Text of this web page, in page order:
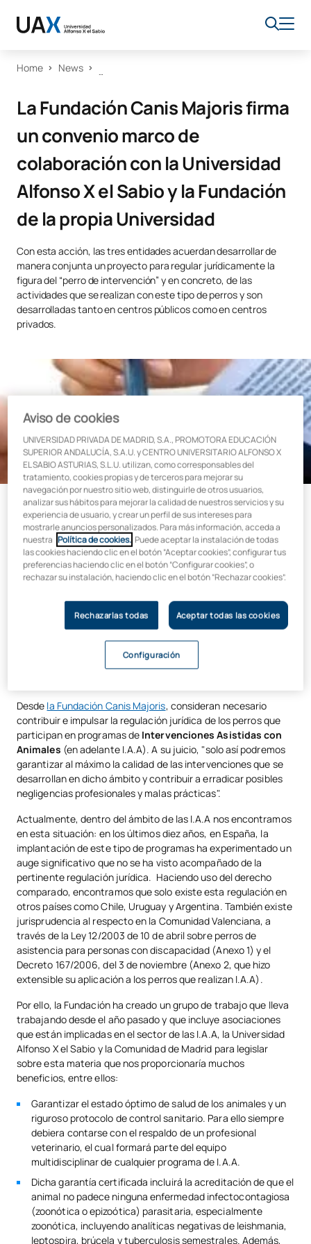
Home News
La Fundación Canis Majoris firma
un convenio marco de
colaboración con la Universidad
Alfonso X el Sabio y la Fundación
de la propia Universidad
Con esta acción, las tres entidades acuerdan desarrollar de
manera conjunta un proyecto para regular jurídicamente la
figura del “perro de intervención” y en concreto, de las
actividades que se realizan con este tipo de perros y son
desarrolladas tanto en centros públicos como en centros
privados.
Fecha
Junio
Área de conocimiento
Salud
El objetivo es presentar el documento de trabajo a las
Proyecto de Leypara comenzar los
respectivos trámites legislativos y que la
Desde la Fundación Canis Majoris, consideran necesario
contribuir e impulsar la regulación jurídica de los perros que
participan en programas de Intervenciones Asistidas con
Animales (en adelante I.A.A). A su juicio, "solo así podremos
garantizar al máximo la calidad de las intervenciones que se
desarrollan en dicho ámbito y contribuir a erradicar posibles
negligencias profesionales y malas prácticas".
Actualmente, dentro del ámbito de las I.A.A nos encontramos
en esta situación: en los últimos diez años, en España, la
implantación de este tipo de programas ha experimentado un
auge significativo que no se ha visto acompañado de la
pertinente regulación jurídica. Haciendo uso del derecho
comparado, encontramos que solo existe esta regulación en
otros países como Chile, Uruguay y Argentina. También existe
jurisprudencia al respecto en la Comunidad Valenciana, a
través de la Ley 12/2003 de 10 de abril sobre perros de
asistencia para personas con discapacidad (Anexo 1) y el
Decreto 167/2006, del 3 de noviembre (Anexo 2, que hizo
extensible su aplicación a los perros que realizan I.A.A).
Por ello, la Fundación ha creado un grupo de trabajo que lleva
trabajando desde el año pasado y que incluye asociaciones
que están implicadas en el sector de las I.A.A, la Universidad
Alfonso X el Sabio y la Comunidad de Madrid para legislar
sobre esta materia que nos proporcionaría muchos
beneficios, entre ellos:
Garantizar el estado óptimo de salud de los animales y un
riguroso protocolo de control sanitario. Para ello siempre
debiera contarse con el respaldo de un profesional
veterinario, el cual formará parte del equipo
multidisciplinar de cualquier programa de I.A.A.
Dicha garantía certificada incluirá la acreditación de que el
animal no padece ninguna enfermedad infectocontagiosa
(zoonótica o epizoótica) parasitaria, especialmente
zoonótica, incluyendo analíticas negativas de leishmania,
leptospira, brúcela y tuberculosis semestrales. Además,
Aviso de cookies
UNIVERSIDAD PRIVADA DE MADRID, S.A., PROMOTORA EDUCACIÓN
SUPERIOR ANDALUCÍA, S.A.U. y CENTRO UNIVERSITARIO ALFONSO X
EL SABIO ASTURIAS, S.L.U. utilizan, como corresponsables del
tratamiento, cookies propias y de terceros para mejorar su
navegación por nuestro sitio web, distinguirle de otros usuarios,
analizar sus hábitos para mejorar la calidad de nuestros servicios y su
experiencia de usuario, y crear un perfil de sus intereses para
mostrarle anuncios personalizados. Para más información, acceda a
nuestra Política de cookies. . Puede aceptar la instalación de todas
las cookies haciendo clic en el botón “Aceptar cookies”, configurar tus
preferencias haciendo clic en el botón “Configurar cookies”, o
rechazar su instalación, haciendo clic en el botón “Rechazar cookies”.
Rechazarlas todas Aceptar todas las cookies
Configuración